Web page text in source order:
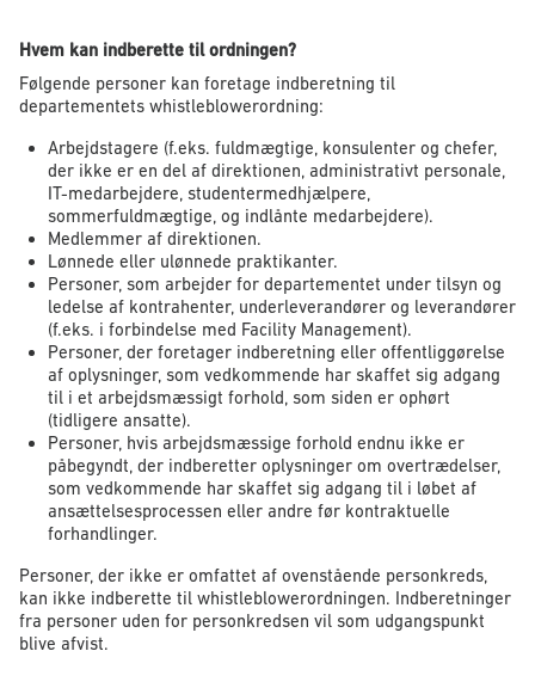
Hvem kan indberette til ordningen?
Følgende personer kan foretage indberetning til
departementets whistleblowerordning:
Arbejdstagere (f.eks. fuldmægtige, konsulenter og chefer,
der ikke er en del af direktionen, administrativt personale,
IT-medarbejdere, studentermedhjælpere,
sommerfuldmægtige, og indlånte medarbejdere).
Medlemmer af direktionen.
Lønnede eller ulønnede praktikanter.
Personer, som arbejder for departementet under tilsyn og
ledelse af kontrahenter, underleverandører og leverandører
(f.eks. i forbindelse med Facility Management).
Personer, der foretager indberetning eller offentliggørelse
af oplysninger, som vedkommende har skaffet sig adgang
til i et arbejdsmæssigt forhold, som siden er ophørt
(tidligere ansatte).
Personer, hvis arbejdsmæssige forhold endnu ikke er
påbegyndt, der indberetter oplysninger om overtrædelser,
som vedkommende har skaffet sig adgang til i løbet af
ansættelsesprocessen eller andre før kontraktuelle
forhandlinger.
Personer, der ikke er omfattet af ovenstående personkreds,
kan ikke indberette til whistleblowerordningen. Indberetninger
fra personer uden for personkredsen vil som udgangspunkt
blive afvist.